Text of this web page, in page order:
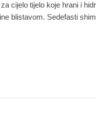
cijelo tijelo koje hrani i
blistavom. Sedefasti